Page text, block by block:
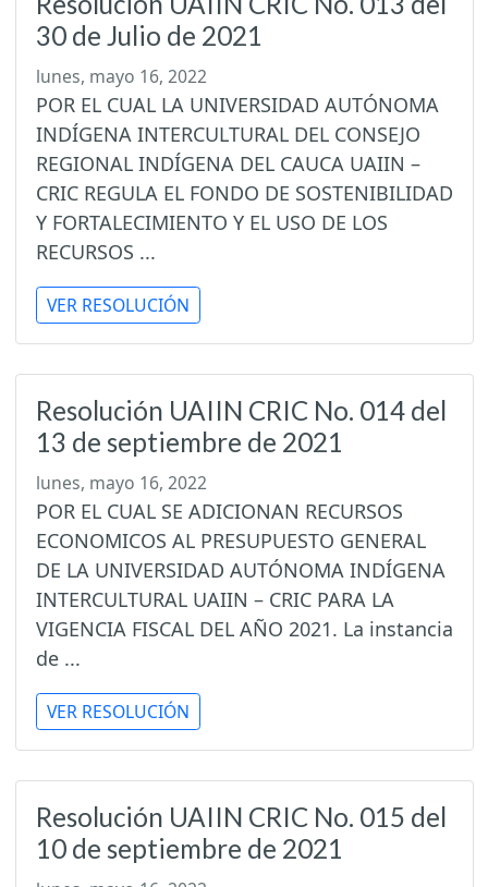
30 de Julio de 2021
lunes, mayo 16, 2022
POR EL CUAL LA UNIVERSIDAD AUTÓNOMA
INDÍGENA INTERCULTURAL DEL CONSEJO
REGIONAL INDÍGENA DEL CAUCA UAIIN –
CRIC REGULA EL FONDO DE SOSTENIBILIDAD
Y FORTALECIMIENTO Y EL USO DE LOS
RECURSOS ...
VER RESOLUCIÓN
Resolución UAIIN CRIC No. 014 del
13 de septiembre de 2021
lunes, mayo 16, 2022
POR EL CUAL SE ADICIONAN RECURSOS
ECONOMICOS AL PRESUPUESTO GENERAL
DE LA UNIVERSIDAD AUTÓNOMA INDÍGENA
INTERCULTURAL UAIIN – CRIC PARA LA
VIGENCIA FISCAL DEL AÑO 2021. La instancia
de ...
VER RESOLUCIÓN
Resolución UAIIN CRIC No. 015 del
10 de septiembre de 2021